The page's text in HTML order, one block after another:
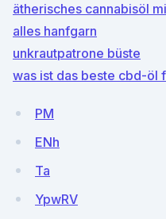
ätherisches cannabisöl
alles hanfgarn
unkrautpatrone büste
was ist das beste cbd-öl
PM
ENh
Ta
YpwRV